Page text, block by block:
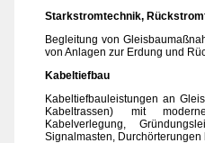
Starkstromtechnik,
Begleitung von
von Anlagen zur Erdung und
Kabeltiefbau
Kabeltiefbauleistungen an
Kabeltrassen) mit
Kabelverlegung,
Signalmasten, Durchörterungen